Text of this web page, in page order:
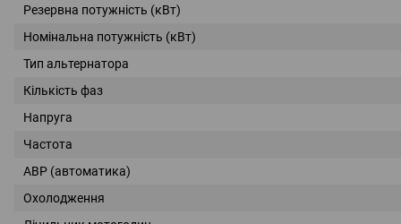
Резервна потужність (кВт)
Номінальна потужність (кВт)
Тип альтернатора
Кількість фаз
Напруга
Частота
АВР (автоматика)
Охолодження